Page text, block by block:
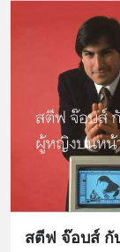
สตีฟ จ๊อบส์